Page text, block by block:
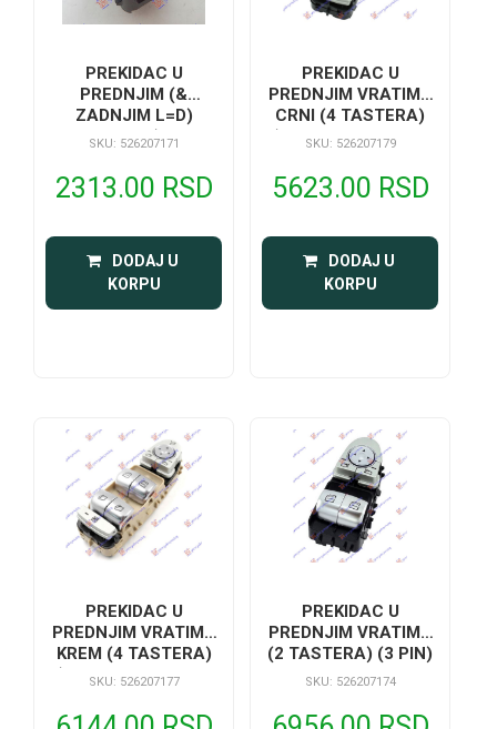
PREKIDAC U
PREDNJIM (&
ZADNJIM L=D)
VRATIMA (CRNI
TASTER) (CRVENO
SVETLO) (4 PIN)
SKU: 526207171
2313.00 RSD
DODAJ U
KORPU
PREKIDAC U
PREDNJIM VRATIMA
CRNI (4 TASTERA)
(ELEKTRO-SKLOPIV
SKU: 526207179
5623.00 RSD
DODAJ U
KORPU
PREKIDAC U
PREDNJIM VRATIMA
KREM (4 TASTERA)
(ELEKTRO-SKLOPIV
SKU: 526207177
PREKIDAC U
PREDNJIM VRATIMA
(2 TASTERA) (3 PIN)
SKU: 526207174